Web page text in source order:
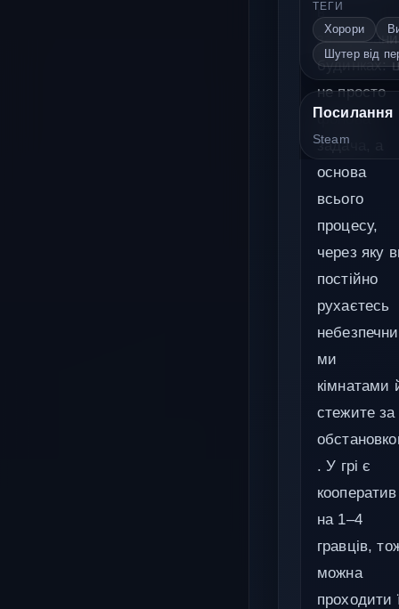
в
будинках:
не просто
фонова
задача, а
основа
всього
процесу,
через яку
постійно
рухаєтесь
небезпечни
ми
кімнатами
стежите за
. У грі є
кооператив
на 1–4
гравців,
можна
проходити
ТЕГИ
Хорори
Шутер від
Посилання
Steam